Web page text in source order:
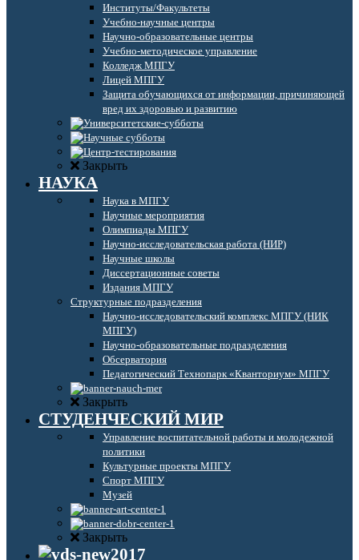
Институты/Факультеты
Учебно-научные центры
Научно-образовательные центры
Учебно-методическое управление
Колледж МПГУ
Лицей МПГУ
Защита обучающихся от информации, причиняющей
вред их здоровью и развитию
Закрыть
НАУКА
Наука в МПГУ
Научные мероприятия
Олимпиады МПГУ
Научно-исследовательская работа (НИР)
Научные школы
Диссертационные советы
Издания МПГУ
Структурные подразделения
Научно-исследовательский комплекс МПГУ (НИК
МПГУ)
Научно-образовательные подразделения
Обсерватория
Педагогический Технопарк «Кванториум» МПГУ
Закрыть
СТУДЕНЧЕСКИЙ МИР
Управление воспитательной работы и молодежной
политики
Культурные проекты МПГУ
Спорт МПГУ
Музей
Закрыть